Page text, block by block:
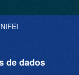
de dados